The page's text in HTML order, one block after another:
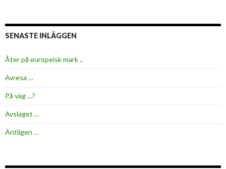
SENASTE INLÄGGEN
Åter på europeisk mark ..
Avresa …
På väg …?
Avslaget …
Äntligen …